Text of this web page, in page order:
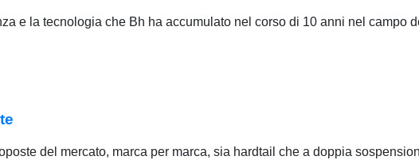
e la tecnologia che Bh ha accumulato nel corso di 10 anni nel campo
del mercato, marca per marca, sia hardtail che a doppia